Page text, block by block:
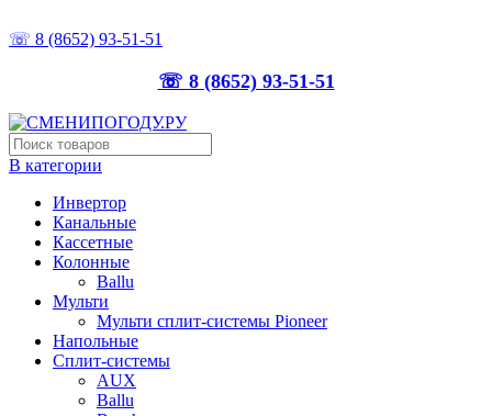
☏ 8 (8652) 93-51-51
☏ 8 (8652) 93-51-51
В категории
Инвертор
Канальные
Кассетные
Колонные
Ballu
Мульти
Мульти сплит-системы Pioneer
Напольные
Сплит-системы
AUX
Ballu